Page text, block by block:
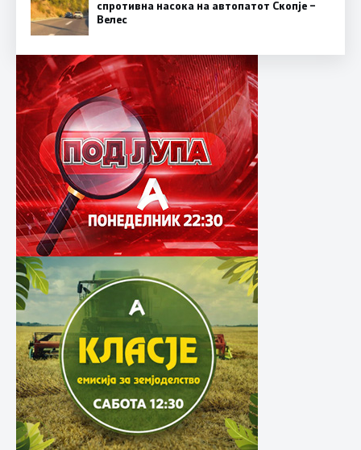
спротивна насока на автопатот Скопје –
Велес